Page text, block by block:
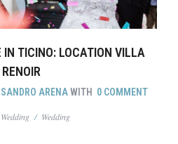
IN TICINO: LOCATION VILLA
RENOIR
ARENA WITH 0 COMMENT
/ Wedding